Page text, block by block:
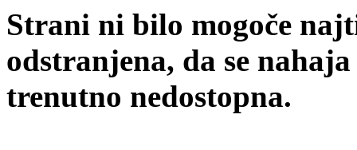
Strani ni bilo mogoče
odstranjena, da se
trenutno nedostopna.